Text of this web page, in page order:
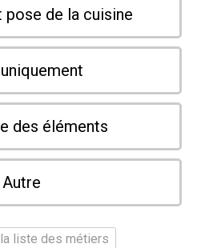
pose de la cuisine
des éléments
Autre
la liste des métiers